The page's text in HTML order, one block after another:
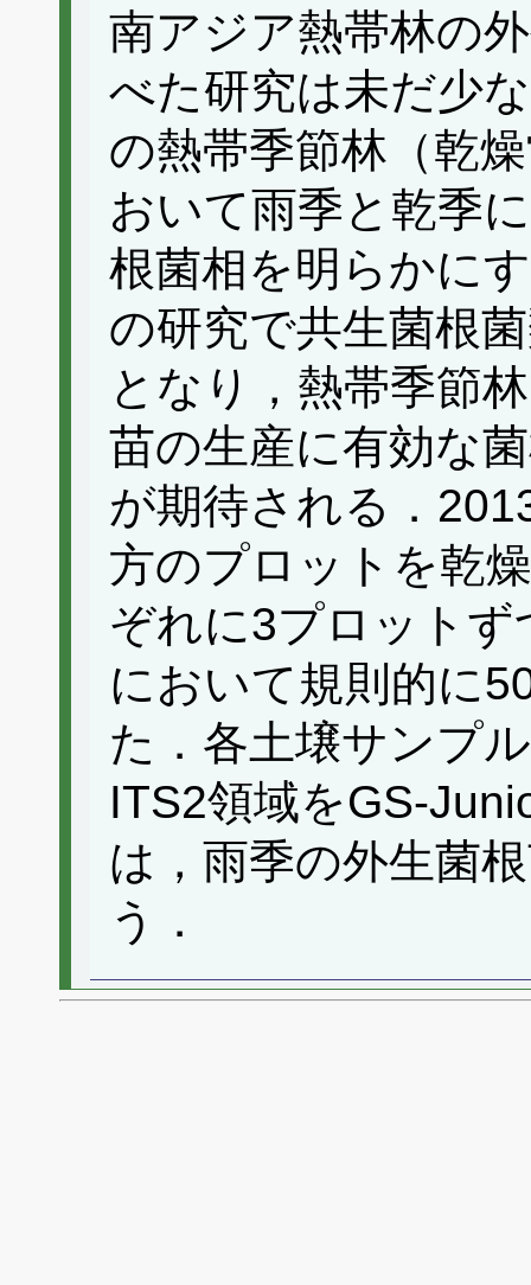
南アジア熱帯林の
べた研究は未だ少
の熱帯季節林（乾
おいて雨季と乾季
根菌相を明らかに
の研究で共生菌根
となり，熱帯季節
苗の生産に有効な
が期待される．
方のプロットを乾
ぞれに3プロット
において規則的に
た．各土壌サンプ
ITS2領域をGS-
は，雨季の外生菌
う．